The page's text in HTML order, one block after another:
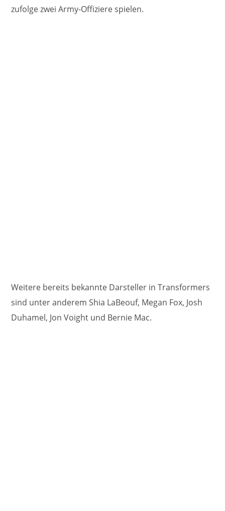
zufolge zwei Army-Offiziere spielen.
Weitere bereits bekannte Darsteller in Transformers
sind unter anderem Shia LaBeouf, Megan Fox, Josh
Duhamel, Jon Voight und Bernie Mac.